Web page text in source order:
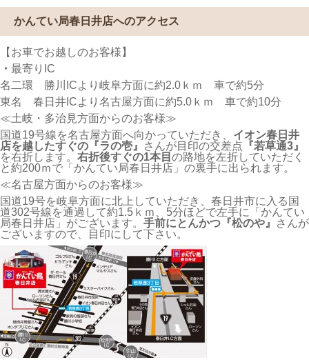
かんてい局春日井店へのアクセス
【お車でお越しのお客様】
・ 最寄りIC
名二環 勝川ICより岐阜方面に約2.0ｋｍ 車で約5分
東名 春日井ICより名古屋方面に約5.0ｋｍ 車で約10分
≪土岐・多治見方面からのお客様≫
国道19号線を名古屋方面へ向かっていただき、 イオン春日井
店を越したすぐの『ラの壱』
さんが目印の交差点 『若草通3』
を右折します。 右折後すぐの1本目 の路地を左折していただく
と約200ｍで「かんてい局春日井店」の裏手に出られます。
≪名古屋方面からのお客様≫
国道19号を岐阜方面に北上していただき、春日井市に入る国
道302号線を通過して約1.5ｋｍ、5分ほどで左手に「かんてい
局春日井店」がございます。 手前にとんかつ『松のや』
さんが
ございますので、目印にして下さい。